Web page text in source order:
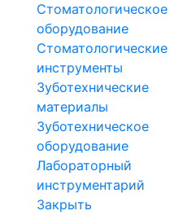
Стоматологическое
оборудование
Стоматологические
инструменты
Зуботехнические
материалы
Зуботехническое
оборудование
Лабораторный
инструментарий
Закрыть